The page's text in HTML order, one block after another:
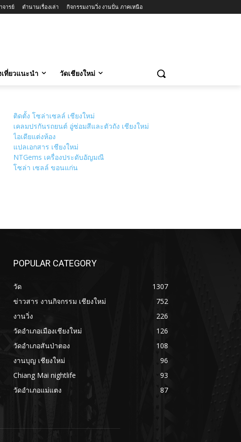
จารย์ ตำนานเรื่องเล่า กิจกรรมงานวิ่ง งานปั่น ภาคเหนือ
ที่ยวแนะนำ วัดเชียงใหม่
ติดตั้ง โซล่าเซลล์ เชียงใหม่
เคลมปรกันรถยนต์ อู่ซ่อมสีและตัวถัง เชียงใหม่
ไอเดียแต่งห้อง
แปลเอกสาร เชียงใหม่
NTGems เครื่องประดับอัญมณี
โซล่า เซลล์ ขอนแก่น
POPULAR CATEGORY
วัด
1307
ข่าวสาร งานกิจกรรม เชียงใหม่
752
งานวิ่ง
226
วัดอำเภอเมืองเชียงใหม่
126
วัดอำเภอสันป่าตอง
108
งานบุญ เชียงใหม่
96
Chiang Mai nightlife
93
วัดอำเภอแม่แตง
87